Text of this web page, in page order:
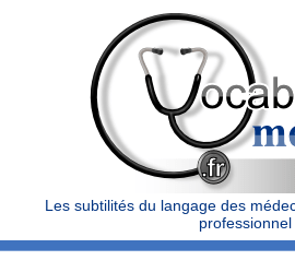
Les subtilités du langage des
professionnel